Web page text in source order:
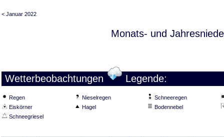
< Januar 2022
Monats- und
Wetterbeobachtungen Legende:
Regen Nieselregen
Schneeregen
Eiskörner
Hagel
Bodennebel
Schneegriesel